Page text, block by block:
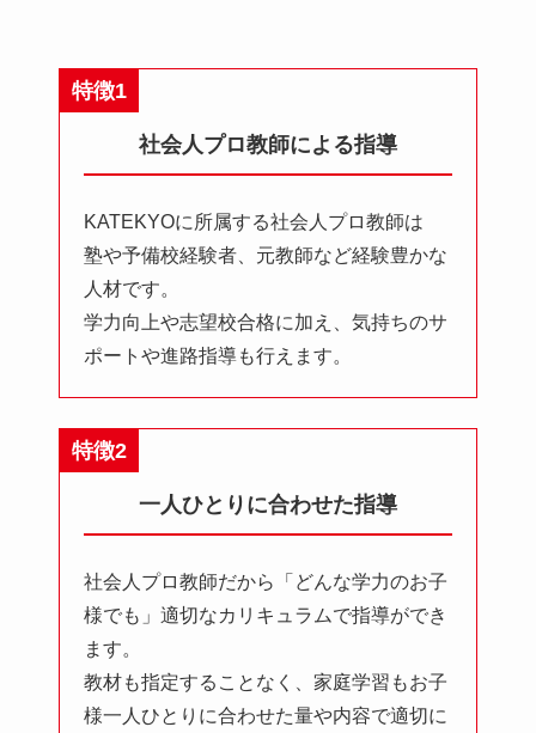
特徴1
社会人プロ教師による指導
KATEKYOに所属する社会人プロ教師は
塾や予備校経験者、元教師など経験豊かな
人材です。
学力向上や志望校合格に加え、気持ちのサ
ポートや進路指導も行えます。
特徴2
一人ひとりに合わせた指導
社会人プロ教師だから「どんな学力のお子
様でも」適切なカリキュラムで指導ができ
ます。
教材も指定することなく、家庭学習もお子
様一人ひとりに合わせた量や内容で適切に